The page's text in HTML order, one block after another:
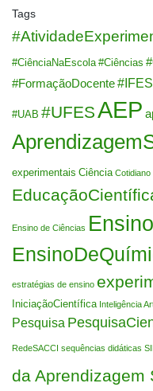
Tags
#CiênciaNaEscola #Ciências
#FormaçãoDocente#IFES
#UAB #UFESAEP
experimentais Ciência Cotidiano
Ensino de Ciências
estratégias de ensino
IniciaçãoCientífica Inteligência
Pesquisa
RedeSACCI sequências didáticas
da Aprendizagem